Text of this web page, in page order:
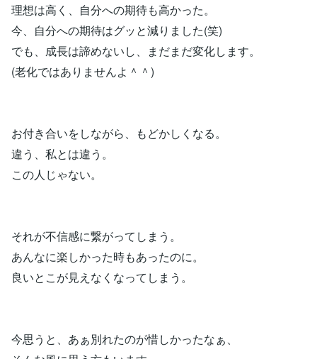
理想は高く、自分への期待も高かった。
今、自分への期待はグッと減りました(笑)
でも、成長は諦めないし、まだまだ変化します。
(老化ではありませんよ＾＾)
お付き合いをしながら、もどかしくなる。
違う、私とは違う。
この人じゃない。
それが不信感に繋がってしまう。
あんなに楽しかった時もあったのに。
良いとこが見えなくなってしまう。
今思うと、あぁ別れたのが惜しかったなぁ、